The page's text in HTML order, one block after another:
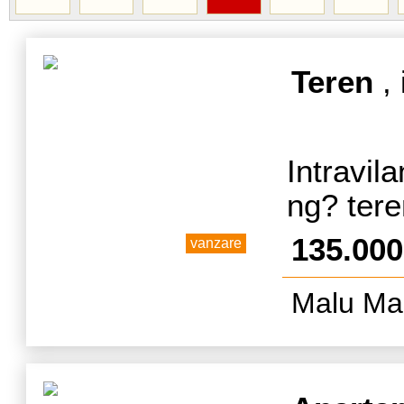
vanzare
Teren ,
ng?
Malu